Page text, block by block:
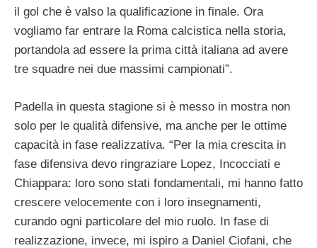
il gol che è valso la qualificazione in finale. Ora
vogliamo far entrare la Roma calcistica nella storia,
portandola ad essere la prima città italiana ad avere
tre squadre nei due massimi campionati”.
Padella in questa stagione si è messo in mostra non
solo per le qualità difensive, ma anche per le ottime
capacità in fase realizzativa. “Per la mia crescita in
fase difensiva devo ringraziare Lopez, Incocciati e
Chiappara: loro sono stati fondamentali, mi hanno fatto
crescere velocemente con i loro insegnamenti,
curando ogni particolare del mio ruolo. In fase di
realizzazione, invece, mi ispiro a Daniel Ciofani, che